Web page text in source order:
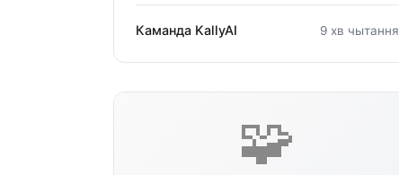
Каманда KallyAI 9 хв чытання
🧩